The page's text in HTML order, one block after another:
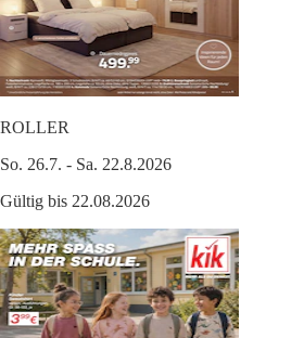
ROLLER
So. 26.7. - Sa. 22.8.2026
Gültig bis 22.08.2026